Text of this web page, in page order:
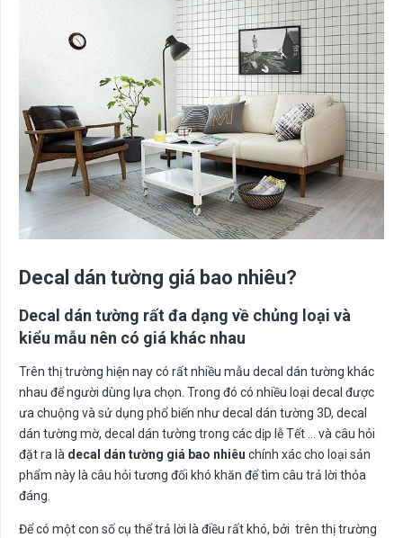
Decal dán tường giá bao nhiêu?
Decal dán tường rất đa dạng về chủng loại và
kiểu mẫu nên có giá khác nhau
Trên thị trường hiện nay có rất nhiều mẫu decal dán tường khác
nhau để người dùng lựa chọn. Trong đó có nhiều loại decal được
ưa chuộng và sử dụng phổ biến như decal dán tường 3D, decal
dán tường mờ, decal dán tường trong các dịp lễ Tết … và câu hỏi
đặt ra là decal dán tường giá bao nhiêu chính xác cho loại sản
phẩm này là câu hỏi tương đối khó khăn để tìm câu trả lời thỏa
đáng.
Để có một con số cụ thể trả lời là điều rất khó, bởi trên thị trường